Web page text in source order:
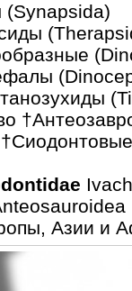
(Synapsida)
Азии и